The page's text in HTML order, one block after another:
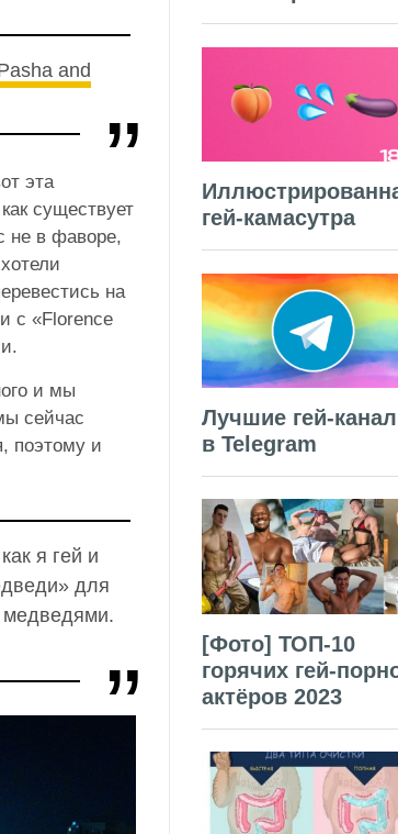
and
эта
существует
не в фаворе,
на
с «Florence
и мы
сейчас
поэтому и
я гей и
для
медведями.
гей-камасутра
Лучшие гей-
в Telegram
[Фото] ТОП-10
горячих гей-
актёров 2023